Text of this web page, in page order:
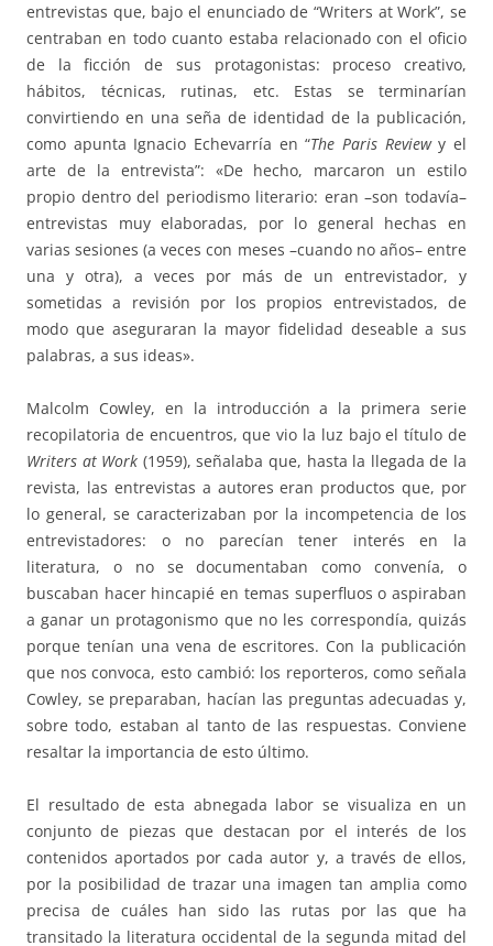
entrevistas que, bajo el enunciado de “Writers at Work”, se
centraban en todo cuanto estaba relacionado con el oficio
de la ficción de sus protagonistas: proceso creativo,
hábitos, técnicas, rutinas, etc. Estas se terminarían
convirtiendo en una seña de identidad de la publicación,
como apunta Ignacio Echevarría en “The Paris Reviewy el
arte de la entrevista”: «De hecho, marcaron un estilo
propio dentro del periodismo literario: eran –son todavía–
entrevistas muy elaboradas, por lo general hechas en
varias sesiones (a veces con meses –cuando no años– entre
una y otra), a veces por más de un entrevistador, y
sometidas a revisión por los propios entrevistados, de
modo que aseguraran la mayor fidelidad deseable a sus
palabras, a sus ideas».
Malcolm Cowley, en la introducción a la primera serie
recopilatoria de encuentros, que vio la luz bajo el título de
Writers at Work (1959), señalaba que, hasta la llegada de la
revista, las entrevistas a autores eran productos que, por
lo general, se caracterizaban por la incompetencia de los
entrevistadores: o no parecían tener interés en la
literatura, o no se documentaban como convenía, o
buscaban hacer hincapié en temas superfluos o aspiraban
a ganar un protagonismo que no les correspondía, quizás
porque tenían una vena de escritores. Con la publicación
que nos convoca, esto cambió: los reporteros, como señala
Cowley, se preparaban, hacían las preguntas adecuadas y,
sobre todo, estaban al tanto de las respuestas. Conviene
resaltar la importancia de esto último.
El resultado de esta abnegada labor se visualiza en un
conjunto de piezas que destacan por el interés de los
contenidos aportados por cada autor y, a través de ellos,
por la posibilidad de trazar una imagen tan amplia como
precisa de cuáles han sido las rutas por las que ha
transitado la literatura occidental de la segunda mitad del